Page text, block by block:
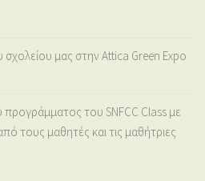
μας στην Attica Green Expo
προγράμματος του SNFCC Class με
τους μαθητές και τις μαθήτριες